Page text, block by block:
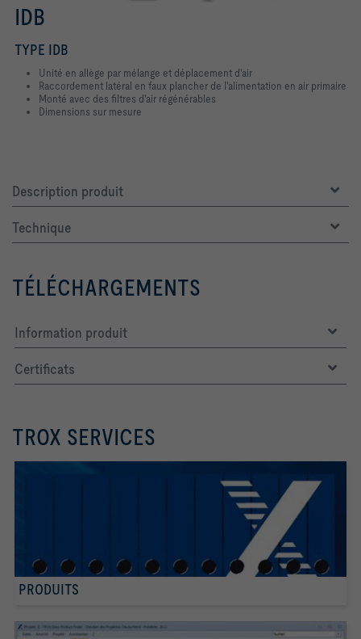
IDB
TYPE IDB
Unité en allège par mélange et déplacement d'air
Raccordement latéral en faux plancher de l'alimentation en air primaire
Monté avec des filtres d'air régénérables
Dimensions sur mesure
Description produit
Technique
TÉLÉCHARGEMENTS
Information produit
Certificats
TROX SERVICES
PRODUITS